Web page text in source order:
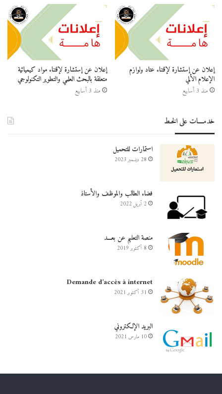
إعلان عن إستشارة لإقتناء عتاد ولوازم
الإعلام الألي
منذ 3 أسابيع
إعلان عن إستشارة لإقتناء مواد كيميائية
متعلقة بالبحث العلمي والتطوير التكنولوجي
منذ 3 أسابيع
خدمــــات على الخـط
استمارات للتحميل
28 ديسمبر 2023
فضاء الطالب والموظف والأستاذ
2 أبريل 2022
منصة التعليم عن بعـــد
8 أكتوبر 2019
Demande d’accès à internet
31 أكتوبر 2021
البريد الإلكتروني
10 مارس 2021